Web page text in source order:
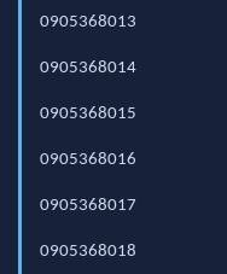
0905368013
0905368014
0905368015
0905368016
0905368017
0905368018